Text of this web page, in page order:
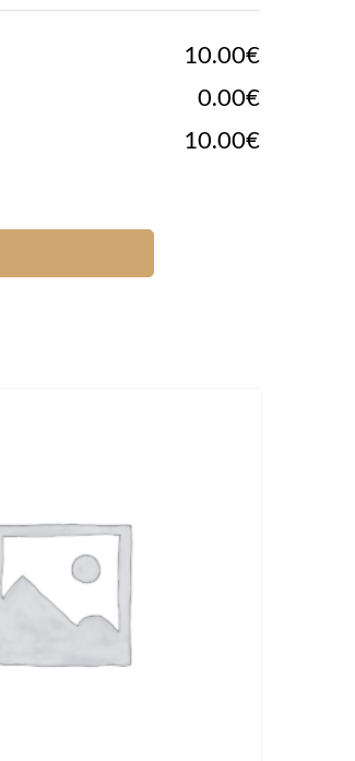
10.00€
0.00€
10.00€